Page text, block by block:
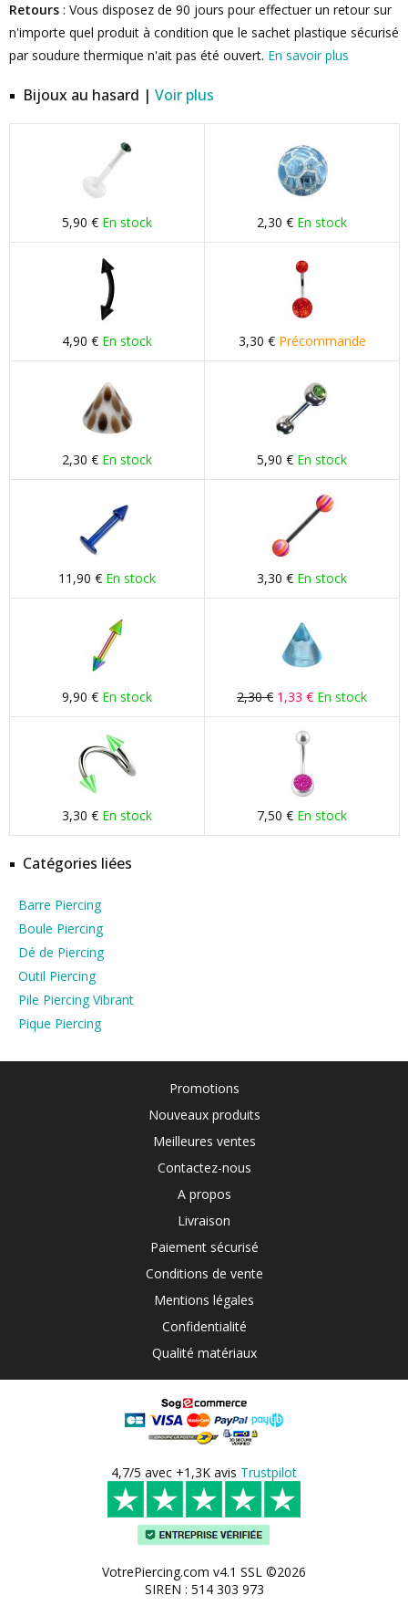
Retours : Vous disposez de 90 jours pour effectuer un retour sur
n'importe quel produit à condition que le sachet plastique sécurisé
par soudure thermique n'ait pas été ouvert. En savoir plus
Bijoux au hasard | Voir plus
5,90 € En stock 2,30 € En stock
4,90 € En stock 3,30 € Précommande
2,30 € En stock 5,90 € En stock
11,90 € En stock 3,30 € En stock
9,90 € En stock 2,30 € 1,33 € En stock
3,30 € En stock 7,50 € En stock
Catégories liées
Barre Piercing
Boule Piercing
Dé de Piercing
Outil Piercing
Pile Piercing Vibrant
Pique Piercing
Promotions
Nouveaux produits
Meilleures ventes
Contactez-nous
A propos
Livraison
Paiement sécurisé
Conditions de vente
Mentions légales
Confidentialité
Qualité matériaux
4,7/5 avec +1,3K avis Trustpilot
VotrePiercing.com v4.1 SSL ©2026
SIREN : 514 303 973